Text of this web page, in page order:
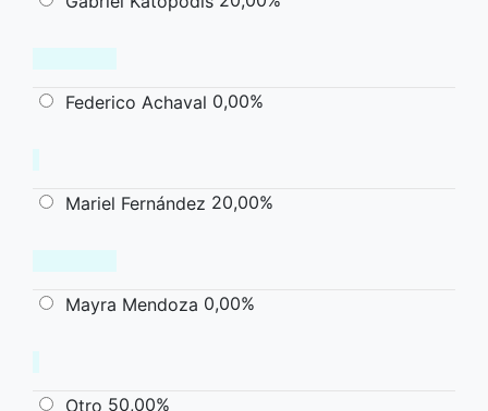
Federico Achaval 0,00%
Mariel Fernández 20,00%
Mayra Mendoza 0,00%
Otro 50,00%